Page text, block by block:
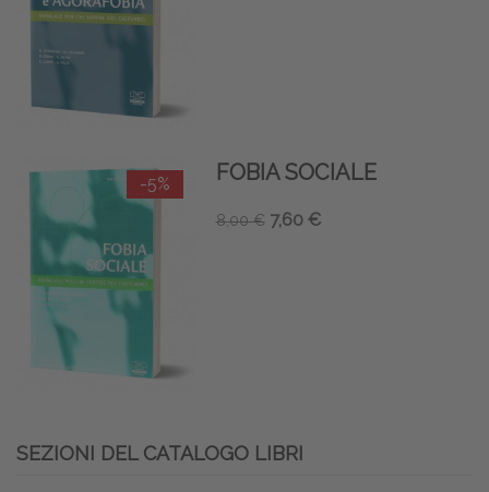
-5% FOBIA SOCIALE
8,00 € 7,60 €
SEZIONI DEL CATALOGO LIBRI